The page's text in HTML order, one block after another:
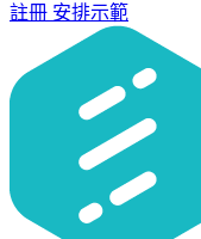
註冊 安排示範